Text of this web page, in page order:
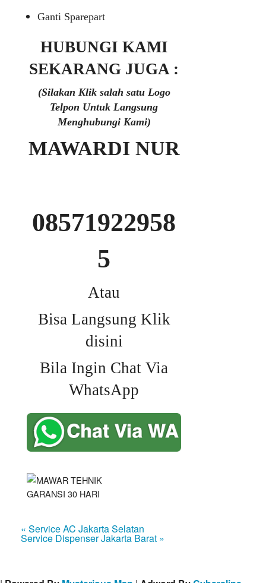
Ganti Sparepart
HUBUNGI KAMI
SEKARANG JUGA :
(Silakan Klik salah satu Logo
Telpon Untuk Langsung
Menghubungi Kami)
MAWARDI NUR
08571922958
5
Atau
Bisa Langsung Klik
disini
Bila Ingin Chat Via
WhatsApp
« Service AC Jakarta Selatan
Service Dispenser Jakarta Barat »